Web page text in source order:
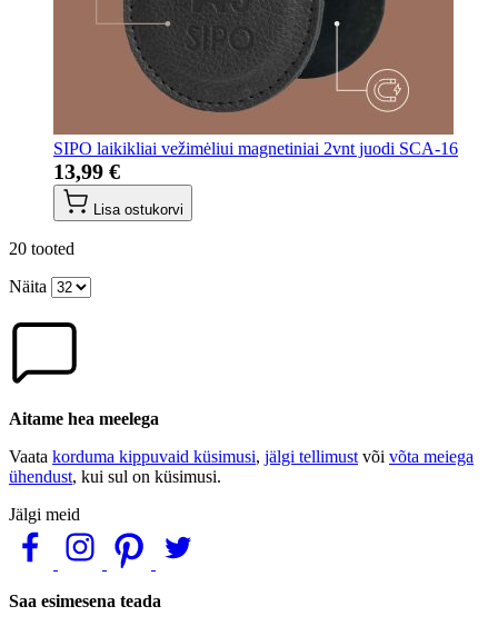
SIPO laikikliai vežimėliui magnetiniai 2vnt juodi SCA-16
13,99 €
Lisa ostukorvi
20 tooted
Näita
Aitame hea meelega
Vaata korduma kippuvaid küsimusi, jälgi tellimust või võta meiega
ühendust, kui sul on küsimusi.
Jälgi meid
Saa esimesena teada